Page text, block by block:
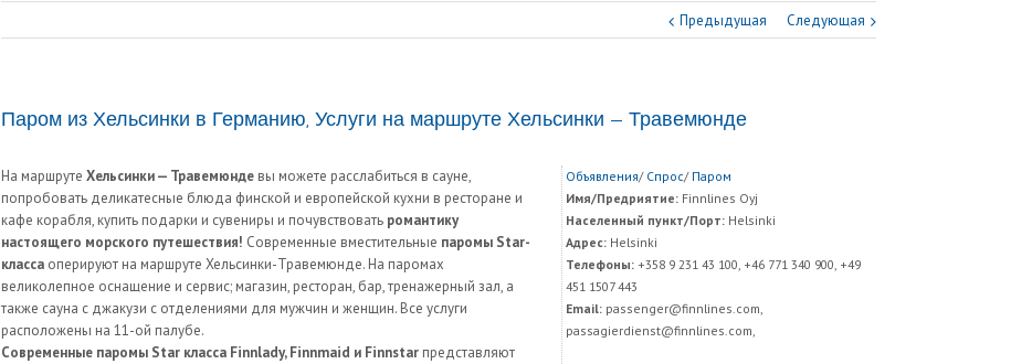
Предыдущая Следующая
Паром из Хельсинки в Германию, Услуги на маршруте Хельсинки — Травемюнде
На маршруте Хельсинки — Травемюнде вы можете расслабиться в сауне,
попробовать деликатесные блюда финской и европейской кухни в ресторане и
кафе корабля, купить подарки и сувениры и почувствовать романтику
настоящего морского путешествия! Современные вместительные паромы Star-
класса оперируют на маршруте Хельсинки-Травемюнде. На паромах
великолепное оснащение и сервис; магазин, ресторан, бар, тренажерный зал, а
также сауна с джакузи с отделениями для мужчин и женщин. Все услуги
расположены на 11-ой палубе.
Современные паромы Star класса Finnlady, Finnmaid и Finnstar представляют
Объявления/ Спрос/ Паром
Имя/Предриятие: Finnlines Oyj
Населенный пункт/Порт: Helsinki
Адрес: Helsinki
Телефоны: +358 9 231 43 100, +46 771 340 900, +49
451 1507 443
Email: passenger@finnlines.com,
passagierdienst@finnlines.com,